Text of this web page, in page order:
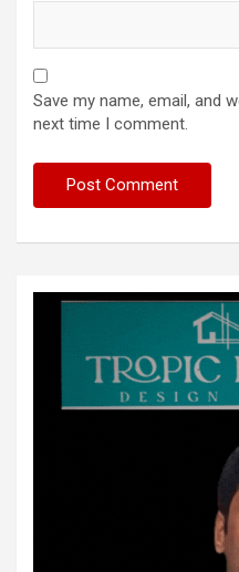
Save my name, email, and
next time I comment.